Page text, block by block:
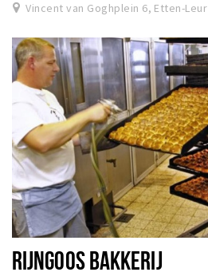
Vincent van Goghplein 6, Etten-Leur
RIJNGOOS BAKKERIJ